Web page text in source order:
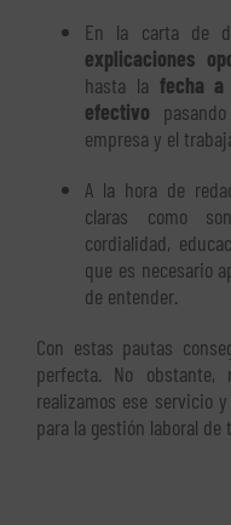
En la carta de
explicaciones
hasta la fecha
efectivo
empresa y el
A la hora de
claras como
cordialidad,
que es necesario
de entender.
Con estas pautas
perfecta. No obstante,
realizamos ese servicio
para la gestión laboral de